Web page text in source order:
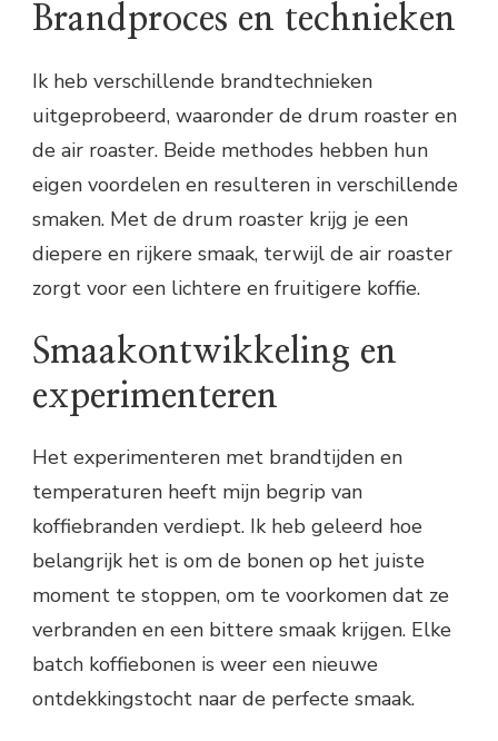
Brandproces en technieken
Ik heb verschillende brandtechnieken
uitgeprobeerd, waaronder de drum roaster en
de air roaster. Beide methodes hebben hun
eigen voordelen en resulteren in verschillende
smaken. Met de drum roaster krijg je een
diepere en rijkere smaak, terwijl de air roaster
zorgt voor een lichtere en fruitigere koffie.
Smaakontwikkeling en
experimenteren
Het experimenteren met brandtijden en
temperaturen heeft mijn begrip van
koffiebranden verdiept. Ik heb geleerd hoe
belangrijk het is om de bonen op het juiste
moment te stoppen, om te voorkomen dat ze
verbranden en een bittere smaak krijgen. Elke
batch koffiebonen is weer een nieuwe
ontdekkingstocht naar de perfecte smaak.